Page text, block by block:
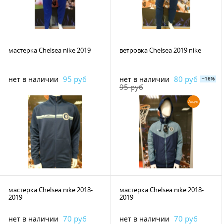
мастерка Chelsea nike 2019
нет в наличии 95 руб
ветровка Chelsea 2019 nike
нет в наличии 80 руб
95 руб
−16%
Акция
мастерка Chelsea nike 2018-
2019
нет в наличии 70 руб
мастерка Chelsea nike 2018-
2019
нет в наличии 70 руб